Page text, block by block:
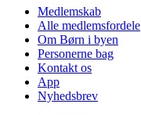
Medlemskab
Alle medlemsfordele
Om Børn i byen
Personerne bag
Kontakt os
App
Nyhedsbrev